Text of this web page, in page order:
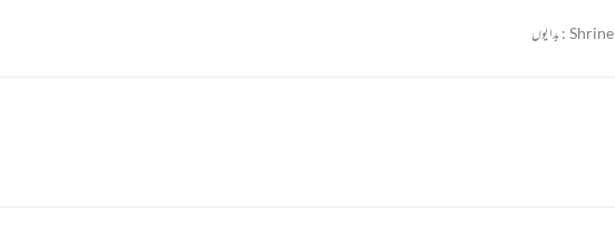
Shrine : بدایوں